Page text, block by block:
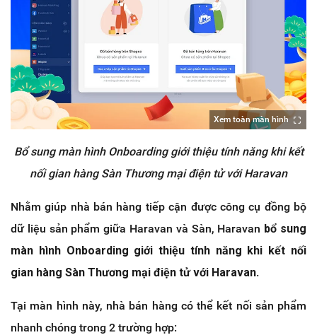
Xem toàn màn hình
Bổ sung màn hình Onboarding giới thiệu tính năng khi kết
nối gian hàng Sàn Thương mại điện tử với Haravan
Nhằm giúp nhà bán hàng tiếp cận được công cụ đồng bộ
dữ liệu sản phẩm giữa Haravan và Sàn, Haravan bổ sung
màn hình Onboarding giới thiệu tính năng khi kết nối
gian hàng Sàn Thương mại điện tử với Haravan.
Tại màn hình này, nhà bán hàng có thể kết nối sản phẩm
nhanh chóng trong 2 trường hợp: